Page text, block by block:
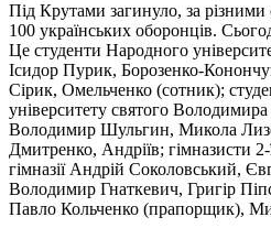
Під Крутами загинуло, за
100 українських оборонців.
Це студенти Народного
Ісидор Пурик, Борозенко-
Сiрик, Омельченко (сотник);
університету святого
Володимир Шульгин, Микола
Дмитренко, Андрiїв; гiмназисти
гiмназiї Андрiй Соколовський,
Володимир Гнаткевич, Григiр
Павло Кольченко (прапорщик),